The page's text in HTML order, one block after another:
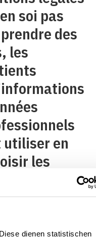
dienen statistischen
soi pas
des
les
en
les
Pour
de
puisse